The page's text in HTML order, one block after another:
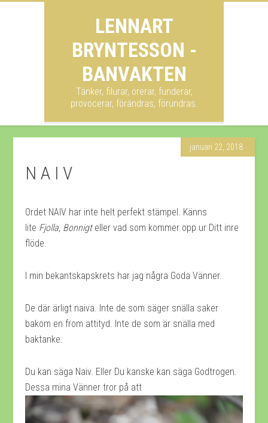
LENNART
BRYNTESSON -
BANVAKTEN
Tänker, filurar, orerar, funderar,
provocerar, förändras, förundras.
januari 22, 2018
N A I V
Ordet NAIV har inte helt perfekt stämpel. Känns
lite Fjolla, Bonnigteller vad som kommer opp ur Ditt inre
flöde.
I min bekantskapskrets har jag några Goda Vänner.
De där ärligt naiva. Inte de som säger snälla saker
bakom en from attityd. Inte de som är snälla med
baktanke.
Du kan säga Naiv. Eller Du kanske kan säga Godtrogen.
Dessa mina Vänner tror på att